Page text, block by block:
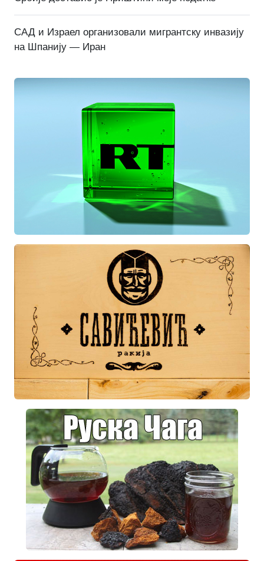
САД и Израел организовали мигрантску инвазију
на Шпанију — Иран